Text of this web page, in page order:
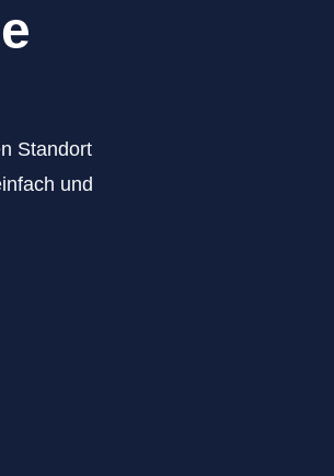
Standort
und